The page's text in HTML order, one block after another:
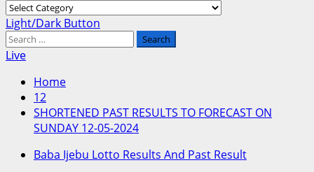
Categories
Primary
Menu
Light/Dark Button
Search
for:
Live
Home
12
SHORTENED PAST RESULTS TO FORECAST ON
SUNDAY 12-05-2024
Baba Ijebu Lotto Results And Past Result